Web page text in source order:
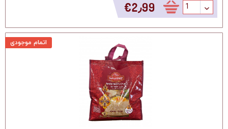
‎€2٫99
اتمام موجودی